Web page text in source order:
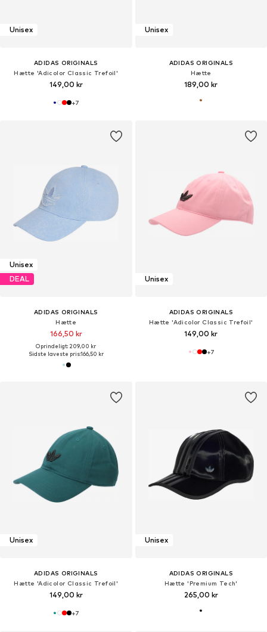
Unisex
ADIDAS ORIGINALS
Hætte 'Adicolor Classic Trefoil'
149,00 kr
+7
Unisex
ADIDAS ORIGINALS
Hætte
189,00 kr
Unisex
DEAL
ADIDAS ORIGINALS
Hætte
166,50 kr
Oprindeligt: 209,00 kr
Sidste laveste pris:166,50 kr
Unisex
ADIDAS ORIGINALS
Hætte 'Adicolor Classic Trefoil'
149,00 kr
+7
Unisex
ADIDAS ORIGINALS
Hætte 'Adicolor Classic Trefoil'
149,00 kr
+7
Unisex
ADIDAS ORIGINALS
Hætte 'Premium Tech'
265,00 kr